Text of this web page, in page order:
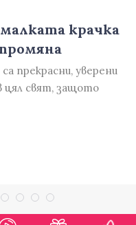
крачка
прекрасни, уверени
цял свят, защото